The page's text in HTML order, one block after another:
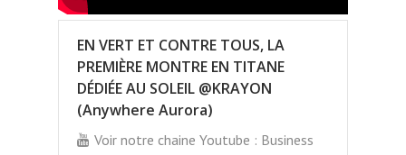
EN VERT ET CONTRE TOUS, LA
PREMIÈRE MONTRE EN TITANE
DÉDIÉE AU SOLEIL @KRAYON
(Anywhere Aurora)
Voir notre chaine Youtube : Business